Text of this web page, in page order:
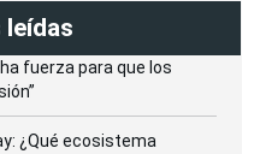
leídas
fuerza para que los
¿Qué ecosistema